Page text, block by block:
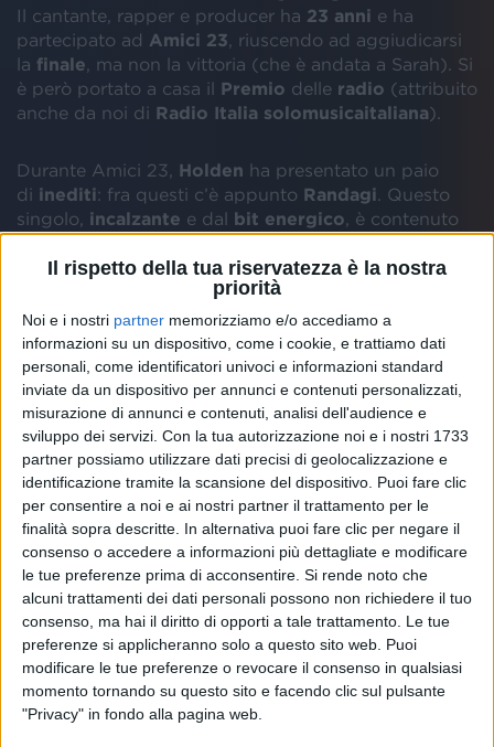
Il rispetto della tua riservatezza è la nostra
priorità
Noi e i nostri partner memorizziamo e/o accediamo a
informazioni su un dispositivo, come i cookie, e trattiamo dati
personali, come identificatori univoci e informazioni standard
inviate da un dispositivo per annunci e contenuti personalizzati,
misurazione di annunci e contenuti, analisi dell'audience e
sviluppo dei servizi. Con la tua autorizzazione noi e i nostri 1733
partner possiamo utilizzare dati precisi di geolocalizzazione e
identificazione tramite la scansione del dispositivo. Puoi fare clic
per consentire a noi e ai nostri partner il trattamento per le
finalità sopra descritte. In alternativa puoi fare clic per negare il
consenso o accedere a informazioni più dettagliate e modificare
le tue preferenze prima di acconsentire. Si rende noto che
alcuni trattamenti dei dati personali possono non richiedere il tuo
consenso, ma hai il diritto di opporti a tale trattamento. Le tue
preferenze si applicheranno solo a questo sito web. Puoi
modificare le tue preferenze o revocare il consenso in qualsiasi
momento tornando su questo sito e facendo clic sul pulsante
"Privacy" in fondo alla pagina web.
Il cantante, rapper e producer ha 23 anni e ha
partecipato ad Amici 23 , riuscendo ad aggiudicarsi
la finale , ma non la vittoria (che è andata a Sarah). Si
è però portato a casa il Premio delle radio (attribuito
anche da noi di Radio Italia solomusicaitaliana).
Durante Amici 23, Holden ha presentato un paio
di inediti: fra questi c’è appunto Randagi . Questo
singolo, incalzante e dal bit energico , è contenuto
L'artista lo ha scrittoeprodottointeramente.
tracklistprevede pure
stanotte, presentata anch’essa in tv;Dimmi che non
è un addio, già certificata Disco d’Oro;Nuvola,
scritta a quattro mani conAngelina Mangoe co-
prodotta conZef; il feat.conGaia,Non siamo più
noi due; e Ossidiana .